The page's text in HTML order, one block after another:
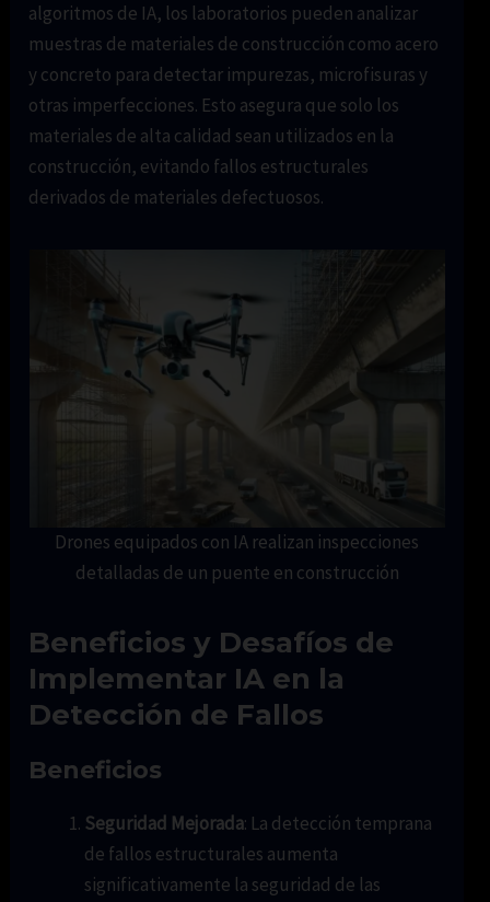
algoritmos de IA, los laboratorios pueden analizar
muestras de materiales de construcción como acero
y concreto para detectar impurezas, microfisuras y
otras imperfecciones. Esto asegura que solo los
materiales de alta calidad sean utilizados en la
construcción, evitando fallos estructurales
derivados de materiales defectuosos.
Drones equipados con IA realizan inspecciones
detalladas de un puente en construcción
Beneficios y Desafíos de
Implementar IA en la
Detección de Fallos
Beneficios
Seguridad Mejorada: La detección temprana
de fallos estructurales aumenta
significativamente la seguridad de las